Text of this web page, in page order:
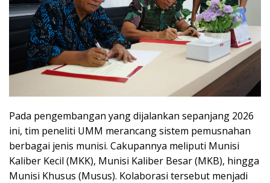
Pada pengembangan yang dijalankan sepanjang 2026
ini, tim peneliti UMM merancang sistem pemusnahan
berbagai jenis munisi. Cakupannya meliputi Munisi
Kaliber Kecil (MKK), Munisi Kaliber Besar (MKB), hingga
Munisi Khusus (Musus). Kolaborasi tersebut menjadi